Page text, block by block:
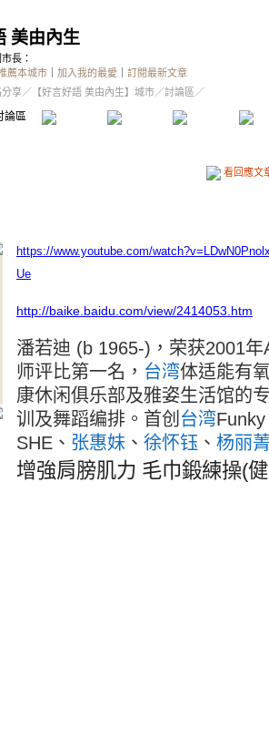
美由內生
市長：
薦本城市 加入我的最愛
訂閱最新文章
分享／ 【好言好語 美由內生】城市／討論區／
論區 精華區 投票區 影像館
看回應文
https://www.youtube.com/
Ue
http://baike.baidu.com/view/2414053.htm
潘若迪 (b 1965-)，荣获2001年
师评比第一名， 台湾体适能有
康休闲俱乐部及雅姿生活馆的
训及舞蹈编排。首创 台湾
SHE、 张惠妹 、 徐怀钰 、 杨丽
增強肩膀肌力 毛巾鍛練操(